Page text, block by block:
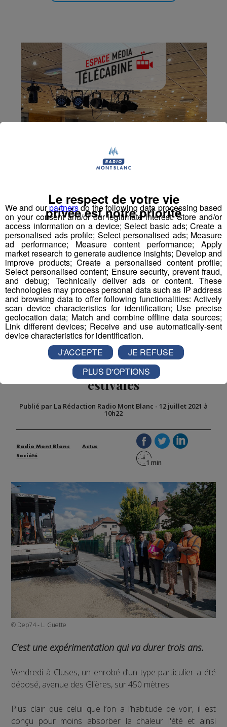
Cluses : un enrobé d'un genre
nouveau pour réduire les chaleurs
estivales
Publié par La Rédaction Radio Mont Blanc - 12 juillet 2021 à
10h22
Radio Mont Blanc
Actus
Société
© Dep74 - L. Guette
C’est une expérimentation qui va durer trois ans.
Vendredi à Cluses, un enrobé d’un type particulier a été
déposé, avenue des Glières, sur 450 mètres.
Plus clair que celui que l’on a l’habitude de voir, il est
conçu pour moins absorber la chaleur l'été et ainsi
We and ourpartnersdo the following data processing based
on your consent and/or our legitimate interest: Store and/or
access information on a device; Select basic ads; Create a
personalised ads profile; Select personalised ads; Measure
ad performance; Measure content performance; Apply
market research to generate audience insights; Develop and
improve products; Create a personalised content profile;
Select personalised content; Ensure security, prevent fraud,
and debug; Technically deliver ads or content. These
technologies may process personal data such as IP address
and browsing data to offer following functionalities: Actively
scan device characteristics for identification; Use precise
geolocation data; Match and combine offline data sources;
Link different devices; Receive and use automatically-sent
device characteristics for identification.
Le respect de votre vie
privée est notre priorité
J'ACCEPTE
JE REFUSE
PLUS D'OPTIONS